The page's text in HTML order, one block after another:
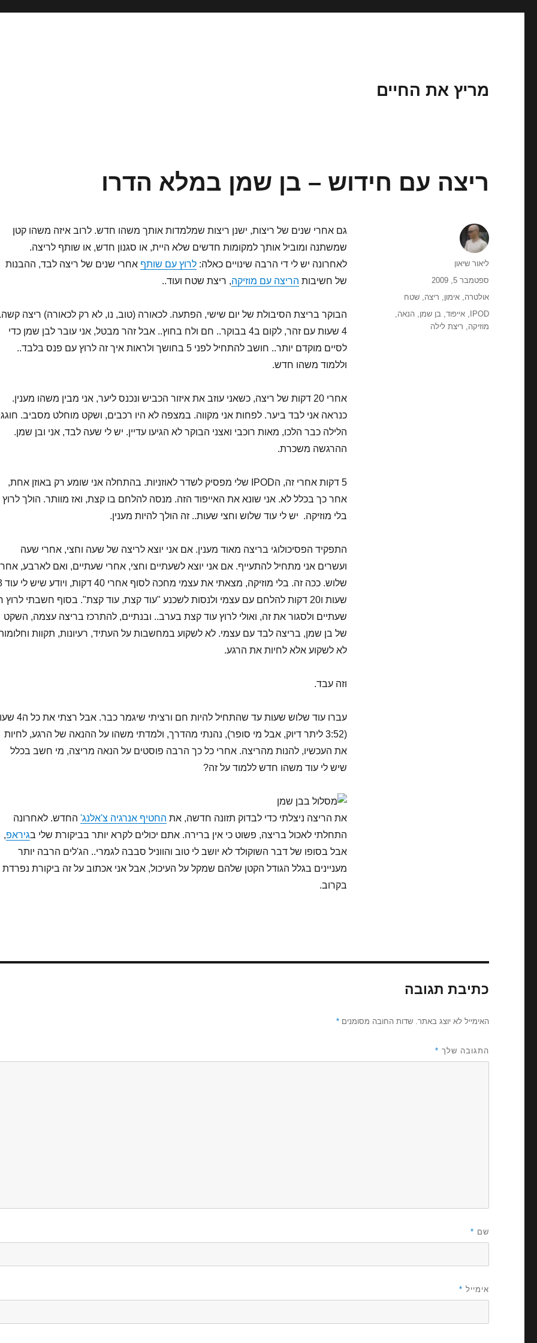
מריץ את החיים
ריצה עם חידוש – בן שמן במלא הדרו
גם אחרי שנים של ריצות, ישנן ריצות שמלמדות אותך משהו חדש. לרוב איזה משהו קטן
שמשתנה ומוביל אותך למקומות חדשים שלא היית, או סגנון חדש, או שותף לריצה.
לאחרונה יש לי די הרבה שינויים כאלה: לרוץ עם שותף אחרי שנים של ריצה לבד, ההבנות
של חשיבות הריצה עם מוזיקה, ריצת שטח ועוד..
הבוקר בריצת הסיבולת של יום שישי, הפתעה. לכאורה (טוב, נו, לא רק לכאורה) ריצה
4 שעות עם זהר, לקום ב4 בבוקר.. חם ולח בחוץ.. אבל זהר מבטל, אני עובר לבן שמן כדי
לסיים מוקדם יותר.. חושב להתחיל לפני 5 בחושך ולראות איך זה לרוץ עם פנס בלבד..
וללמוד משהו חדש.
אחרי 20 דקות של ריצה, כשאני עוזב את איזור הכביש ונכנס ליער, אני מבין משהו מענין.
כנראה אני לבד ביער. לפחות אני מקווה. במצפה לא היו רכבים, ושקט מוחלט מסביב.
הלילה כבר הלכו, מאות רוכבי ואצני הבוקר לא הגיעו עדיין. יש לי שעה לבד, אני ובן שמן.
ההרגשה משכרת.
5 דקות אחרי זה, הIPOD שלי מפסיק לשדר לאוזניות. בהתחלה אני שומע רק באוזן אחת,
אחר כך בכלל לא. אני שונא את האייפוד הזה. מנסה להלחם בו קצת, ואז מוותר. הולך לרוץ
בלי מוזיקה. יש לי עוד שלוש וחצי שעות.. זה הולך להיות מענין.
התפקיד הפסיכולוגי בריצה מאוד מענין. אם אני יוצא לריצה של שעה וחצי, אחרי שעה
ועשרים אני מתחיל להתעייף. אם אני יוצא לשעתיים וחצי, אחרי שעתיים, ואם לארבע,
שלוש. ככה זה. בלי
שעות ו20 דקות להלחם עם עצמי ולנסות לשכנע "עוד קצת, עוד קצת". בסוף חשבתי לרוץ
שעתיים ולסגור את זה, ואולי לרוץ עוד קצת בערב.. ובנתיים, להתרכז בריצה עצמה, השקט
של בן שמן, בריצה לבד עם עצמי. לא לשקוע במחשבות על העתיד, רעיונות, תקוות
לא לשקוע אלא לחיות את הרגע.
וזה עבד.
עברו עוד שלוש שעות עד שהתחיל להיות חם ורציתי
(3:52 ליתר דיוק, אבל מי סופר), נהנתי מהדרך, ולמדתי משהו על ההנאה של הרגע, לחיות
את העכשיו, להנות מהריצה. אחרי כל כך הרבה פוסטים על הנאה מריצה, מי חשב בכלל
שיש לי עוד משהו חדש ללמוד על זה?
את הריצה ניצלתי כדי לבדוק תזונה חדשה, את החטיף אנרגיה צ'אלנג'החדש. לאחרונה
התחלתי לאכול בריצה, פשוט כי אין ברירה. אתם יכולים לקרא יותר בביקורת שלי בגיראפ,
אבל בסופו של דבר השוקולד לא יושב לי טוב והווניל סבבה לגמרי.. הג'לים הרבה יותר
מעניינים בגלל הגודל הקטן שלהם שמקל על העיכול, אבל אני אכתוב על זה ביקורת נפרדת
בקרוב.
מחבר
ליאור שיאון
פורסם
בתאריך
ספטמבר 5, 2009
קטגוריות
אולטרה,אימון, ריצה,שטח
תגיות
IPOD
,אייפוד,בן שמן,הנאה,
מוזיקה, ריצת לילה
כתיבת תגובה
האימייל לא יוצג באתר. שדות החובה מסומנים*
התגובה שלך *
שם *
אימייל *